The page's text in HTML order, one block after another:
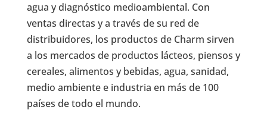
agua y diagnóstico medioambiental. Con
ventas directas y a través de su red de
distribuidores, los productos de Charm sirven
a los mercados de productos lácteos, piensos y
cereales, alimentos y bebidas, agua, sanidad,
medio ambiente e industria en más de 100
países de todo el mundo.